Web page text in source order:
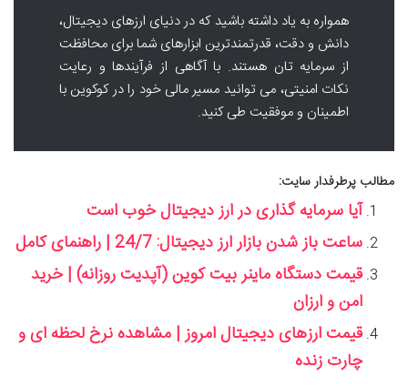
همواره به یاد داشته باشید که در دنیای ارزهای دیجیتال،
دانش و دقت، قدرتمندترین ابزارهای شما برای محافظت
از سرمایه تان هستند. با آگاهی از فرآیندها و رعایت
نکات امنیتی، می توانید مسیر مالی خود را در کوکوین با
اطمینان و موفقیت طی کنید.
مطالب پرطرفدار سایت:
آیا سرمایه گذاری در ارز دیجیتال خوب است
ساعت باز شدن بازار ارز دیجیتال: 24/7 | راهنمای کامل
قیمت دستگاه ماینر بیت کوین (آپدیت روزانه) | خرید
امن و ارزان
قیمت ارزهای دیجیتال امروز | مشاهده نرخ لحظه ای و
چارت زنده